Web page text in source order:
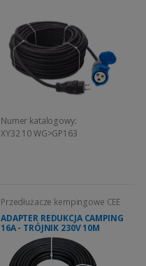
Numer katalogowy:
XY32 10 WG>GP163
Przedłużacze kempingowe CEE
ADAPTER REDUKCJA CAMPING
16A - TRÓJNIK 230V 10M